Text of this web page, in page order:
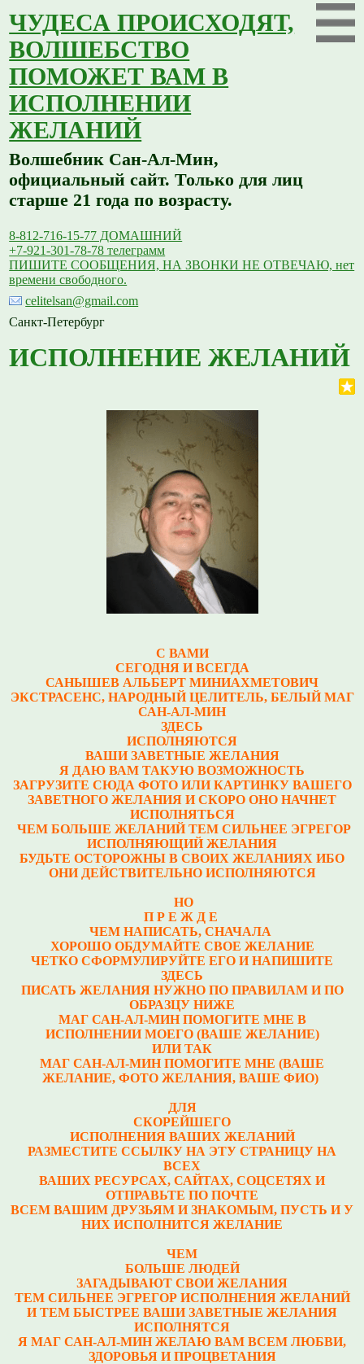
ЧУДЕСА ПРОИСХОДЯТ,
ВОЛШЕБСТВО
ПОМОЖЕТ ВАМ В
ИСПОЛНЕНИИ
ЖЕЛАНИЙ
Волшебник Сан-Ал-Мин,
официальный сайт. Только для лиц
старше 21 года по возрасту.
8-812-716-15-77 ДОМАШНИЙ
+7-921-301-78-78 телеграмм
ПИШИТЕ СООБЩЕНИЯ, НА ЗВОНКИ НЕ ОТВЕЧАЮ, нет
времени свободного.
celitelsan@gmail.com
Санкт-Петербург
ИСПОЛНЕНИЕ ЖЕЛАНИЙ
С ВАМИ
СЕГОДНЯ И ВСЕГДА
САНЫШЕВ АЛЬБЕРТ МИНИАХМЕТОВИЧ
ЭКСТРАСЕНС, НАРОДНЫЙ ЦЕЛИТЕЛЬ, БЕЛЫЙ МАГ
САН-АЛ-МИН
ЗДЕСЬ
ИСПОЛНЯЮТСЯ
ВАШИ ЗАВЕТНЫЕ ЖЕЛАНИЯ
Я ДАЮ ВАМ ТАКУЮ ВОЗМОЖНОСТЬ
ЗАГРУЗИТЕ СЮДА ФОТО ИЛИ КАРТИНКУ ВАШЕГО
ЗАВЕТНОГО ЖЕЛАНИЯ И СКОРО ОНО НАЧНЕТ
ИСПОЛНЯТЬСЯ
ЧЕМ БОЛЬШЕ ЖЕЛАНИЙ ТЕМ СИЛЬНЕЕ ЭГРЕГОР
ИСПОЛНЯЮЩИЙ ЖЕЛАНИЯ
БУДЬТЕ ОСТОРОЖНЫ В СВОИХ ЖЕЛАНИЯХ ИБО
ОНИ ДЕЙСТВИТЕЛЬНО ИСПОЛНЯЮТСЯ
НО
П Р Е Ж Д Е
ЧЕМ НАПИСАТЬ, СНАЧАЛА
ХОРОШО ОБДУМАЙТЕ СВОЕ ЖЕЛАНИЕ
ЧЕТКО СФОРМУЛИРУЙТЕ ЕГО И НАПИШИТЕ
ЗДЕСЬ
ПИСАТЬ ЖЕЛАНИЯ НУЖНО ПО ПРАВИЛАМ И ПО
ОБРАЗЦУ НИЖЕ
МАГ САН-АЛ-МИН ПОМОГИТЕ МНЕ В
ИСПОЛНЕНИИ МОЕГО (ВАШЕ ЖЕЛАНИЕ)
ИЛИ ТАК
МАГ САН-АЛ-МИН ПОМОГИТЕ МНЕ (ВАШЕ
ЖЕЛАНИЕ, ФОТО ЖЕЛАНИЯ, ВАШЕ ФИО)
ДЛЯ
СКОРЕЙШЕГО
ИСПОЛНЕНИЯ ВАШИХ ЖЕЛАНИЙ
РАЗМЕСТИТЕ ССЫЛКУ НА ЭТУ СТРАНИЦУ НА
ВСЕХ
ВАШИХ РЕСУРСАХ, САЙТАХ, СОЦСЕТЯХ И
ОТПРАВЬТЕ ПО ПОЧТЕ
ВСЕМ ВАШИМ ДРУЗЬЯМ И ЗНАКОМЫМ, ПУСТЬ И У
НИХ ИСПОЛНИТСЯ ЖЕЛАНИЕ
ЧЕМ
БОЛЬШЕ ЛЮДЕЙ
ЗАГАДЫВАЮТ СВОИ ЖЕЛАНИЯ
ТЕМ СИЛЬНЕЕ ЭГРЕГОР ИСПОЛНЕНИЯ ЖЕЛАНИЙ
И ТЕМ БЫСТРЕЕ ВАШИ ЗАВЕТНЫЕ ЖЕЛАНИЯ
ИСПОЛНЯТСЯ
Я МАГ САН-АЛ-МИН ЖЕЛАЮ ВАМ ВСЕМ ЛЮБВИ,
ЗДОРОВЬЯ И ПРОЦВЕТАНИЯ